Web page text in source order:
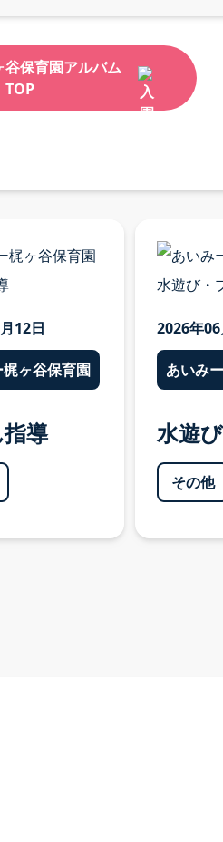
谷保育園アルバム
TOP
12日
ヶ谷保育園
導
2026年
あいみ
水遊
その他